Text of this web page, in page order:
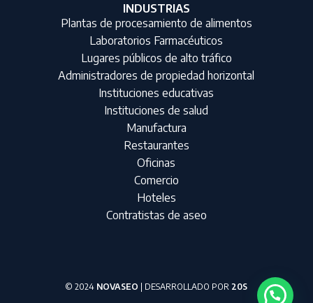
INDUSTRIAS
Plantas de procesamiento de alimentos
Laboratorios Farmacéuticos
Lugares públicos de alto tráfico
Administradores de propiedad horizontal
Instituciones educativas
Instituciones de salud
Manufactura
Restaurantes
Oficinas
Comercio
Hoteles
Contratistas de aseo
© 2024 NOVASEO | DESARROLLADO POR 20S